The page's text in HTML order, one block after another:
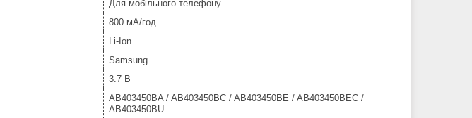
Для мобільного телефону
800 мА/год
Li-Ion
Samsung
3.7 В
AB403450BA / AB403450BC / AB403450BE / AB403450BEC /
AB403450BU